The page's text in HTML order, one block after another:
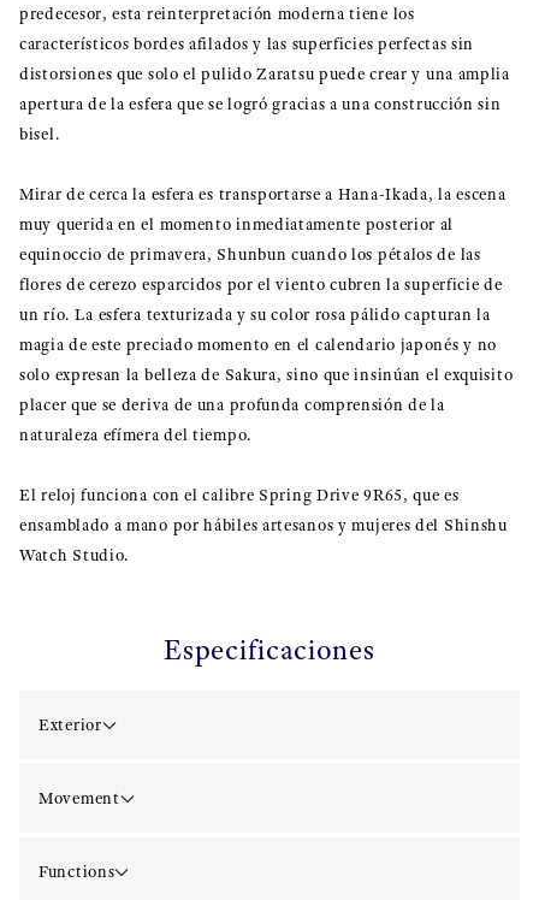
predecesor, esta reinterpretación moderna tiene los
característicos bordes afilados y las superficies perfectas sin
distorsiones que solo el pulido Zaratsu puede crear y una amplia
apertura de la esfera que se logró gracias a una construcción sin
bisel.
Mirar de cerca la esfera es transportarse a Hana-Ikada, la escena
muy querida en el momento inmediatamente posterior al
equinoccio de primavera, Shunbun cuando los pétalos de las
flores de cerezo esparcidos por el viento cubren la superficie de
un río. La esfera texturizada y su color rosa pálido capturan la
magia de este preciado momento en el calendario japonés y no
solo expresan la belleza de Sakura, sino que insinúan el exquisito
placer que se deriva de una profunda comprensión de la
naturaleza efímera del tiempo.
El reloj funciona con el calibre Spring Drive 9R65, que es
ensamblado a mano por hábiles artesanos y mujeres del Shinshu
Watch Studio.
Especificaciones
Exterior
Movement
Functions